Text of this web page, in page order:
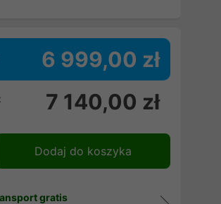
6 999,00 zł
7 140,00 zł
Dodaj do koszyka
gratis